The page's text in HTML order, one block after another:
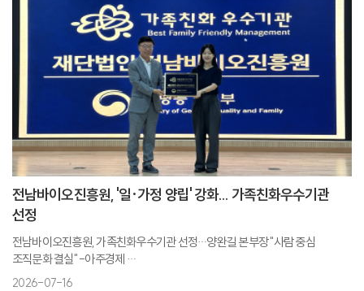
전남바이오진흥원, '일·가정 양립' 강화... 가족친화우수기관
선정
전남바이오진흥원, 가족친화우수기관 선정…양완길 본부장 "사람 중심
조직문화 결실" -아주경제
전남바이오진흥원, '일·가정 양립' 강화... 가족친화우수기관 선정-뉴스워커
2026-07-16